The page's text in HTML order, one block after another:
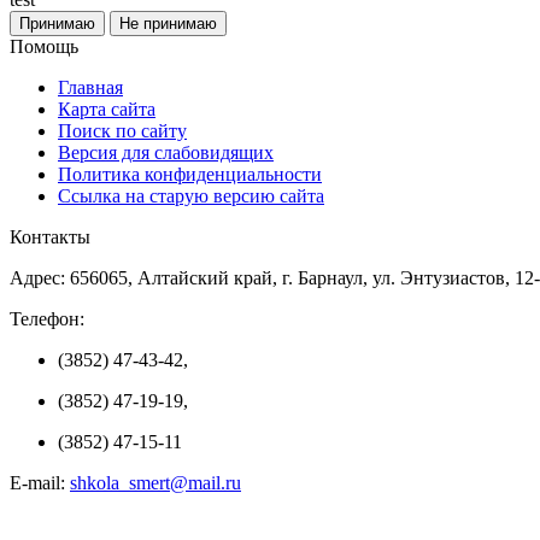
Принимаю Не принимаю
Помощь
Главная
Карта сайта
Поиск по сайту
Версия для слабовидящих
Политика конфиденциальности
Ссылка на старую версию сайта
Контакты
Адрес: 656065, Алтайский край, г. Барнаул, ул. Энтузиастов,
Телефон:
(3852) 47-43-42,
(3852) 47-19-19,
(3852) 47-15-11
E-mail: shkola_smert@mail.ru